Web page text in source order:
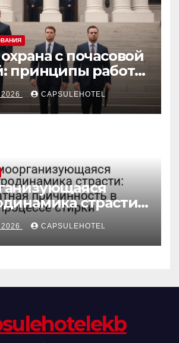
с почасовой
принципы работы
аспекты
CAPSULEHOTEL
страсти:
причинность в
стиркиCAPSULEHOTEL